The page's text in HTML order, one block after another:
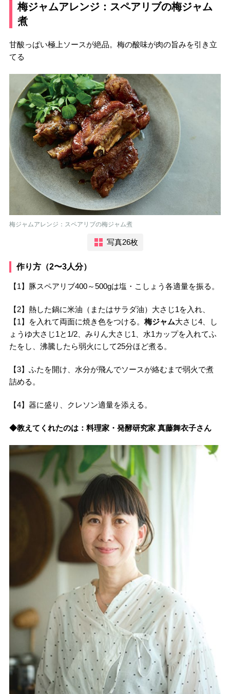
梅ジャムアレンジ：スペアリブの梅ジャム
煮
甘酸っぱい極上ソースが絶品。梅の酸味が肉の旨みを引き立
てる
梅ジャムアレンジ：スペアリブの梅ジャム煮
写真26枚
作り方（2〜3人分）
【1】豚スペアリブ400～500gは塩・こしょう各適量を振る。
【2】熱した鍋に米油（またはサラダ油）大さじ1を入れ、
【1】を入れて両面に焼き色をつける。 梅ジャム大さじ4、し
ょうゆ大さじ1と1/2、みりん大さじ1、水1カップを入れてふ
たをし、沸騰したら弱火にして25分ほど煮る。
【3】ふたを開け、水分が飛んでソースが絡むまで弱火で煮
詰める。
【4】器に盛り、クレソン適量を添える。
◆教えてくれたのは：料理家・発酵研究家 真藤舞衣子さん